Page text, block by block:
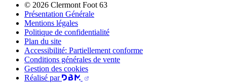
© 2026 Clermont Foot 63
Présentation Générale
Mentions légales
Politique de confidentialité
Plan du site
Accessibilité: Partiellement conforme
Conditions générales de vente
Gestion des cookies
Réalisé par